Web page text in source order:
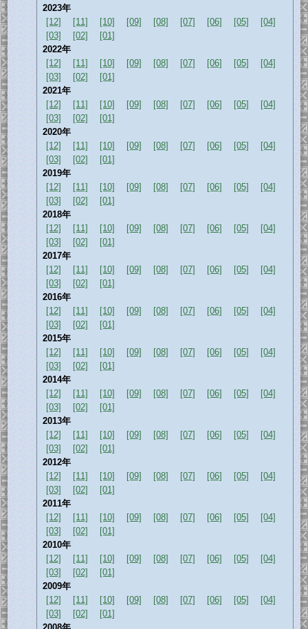
2023年
[12]
[11] [10] [09] [08] [07] [06] [05]
[04]
[03]
[02]
[01]
2022年
[12]
[11] [10] [09] [08] [07] [06] [05]
[04]
[03]
[02]
[01]
2021年
[12]
[11] [10] [09] [08] [07] [06] [05]
[04]
[03]
[02]
[01]
2020年
[12]
[11] [10] [09] [08] [07] [06] [05]
[04]
[03]
[02]
[01]
2019年
[12]
[11] [10] [09] [08] [07] [06] [05]
[04]
[03]
[02]
[01]
2018年
[12]
[11] [10] [09] [08] [07] [06] [05]
[04]
[03]
[02]
[01]
2017年
[12]
[11] [10] [09] [08] [07] [06] [05]
[04]
[03]
[02]
[01]
2016年
[12]
[11] [10] [09] [08] [07] [06] [05]
[04]
[03]
[02]
[01]
2015年
[12]
[11] [10] [09] [08] [07] [06] [05]
[04]
[03]
[02]
[01]
2014年
[12]
[11] [10] [09] [08] [07] [06] [05]
[04]
[03]
[02]
[01]
2013年
[12]
[11] [10] [09] [08] [07] [06] [05]
[04]
[03]
[02]
[01]
2012年
[12]
[11] [10] [09] [08] [07] [06] [05]
[04]
[03]
[02]
[01]
2011年
[12]
[11] [10] [09] [08] [07] [06] [05]
[04]
[03]
[02]
[01]
2010年
[12]
[11] [10] [09] [08] [07] [06] [05]
[04]
[03]
[02]
[01]
2009年
[12]
[11] [10] [09] [08] [07] [06] [05]
[04]
[03]
[02]
[01]